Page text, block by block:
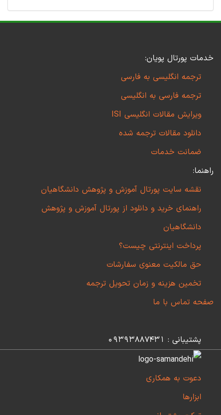
خدمات پورتال پویان:
ترجمه انگلیسی به فارسی
ترجمه فارسی به انگلیسی
ویرایش مقالات انگلیسی ISI
دانلود مقالات ترجمه شده
ضمانت خدمات
راهنما:
نقشه سایت پورتال آموزش و پژوهش دانشگاهیان
راهنمای خرید و دانلود از پورتال آموزش و پژوهش
دانشگاهیان
پرداخت اینترنتی چیست؟
حق مالکیت معنوی سفارشات
تخمین هزینه و زمان تحویل ترجمه
صفحه تماس با ما
پشتیبانی : 09393887431
دعوت به همکاری
ابزارها